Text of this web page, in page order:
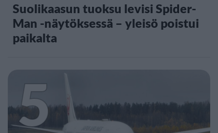
Suolikaasun tuoksu levisi Spider-
Man -näytöksessä – yleisö poistui
paikalta
5